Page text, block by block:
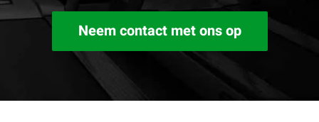
Neem contact met ons op